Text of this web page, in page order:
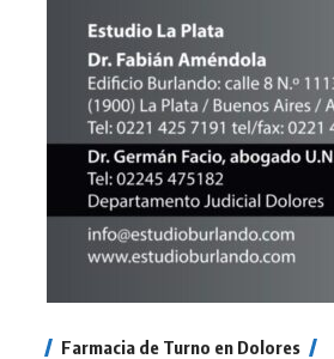
Farmacia de Turno en Dolores